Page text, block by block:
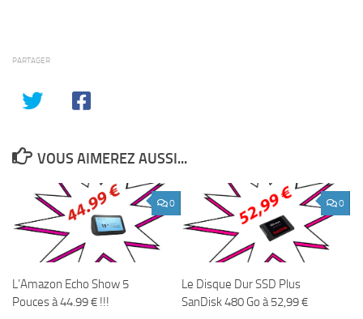
PARTAGER
VOUS AIMEREZ AUSSI...
0
L’Amazon Echo Show 5
Pouces à 44.99 € !!!
0
Le Disque Dur SSD Plus
SanDisk 480 Go à 52,99 €